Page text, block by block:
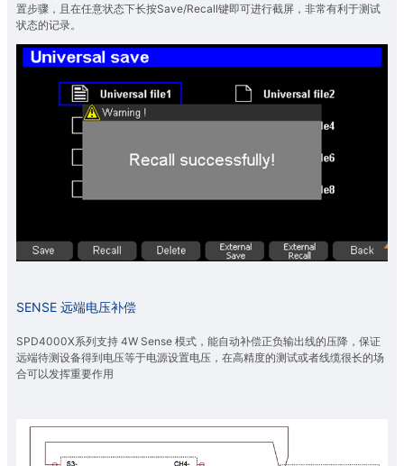
置步骤，且在任意状态下长按Save/Recall键即可进行截屏，非常有利于测试
状态的记录。
SENSE 远端电压补偿
SPD4000X系列支持 4W Sense 模式，能自动补偿正负输出线的压降，保证
远端待测设备得到电压等于电源设置电压，在高精度的测试或者线缆很长的场
合可以发挥重要作用